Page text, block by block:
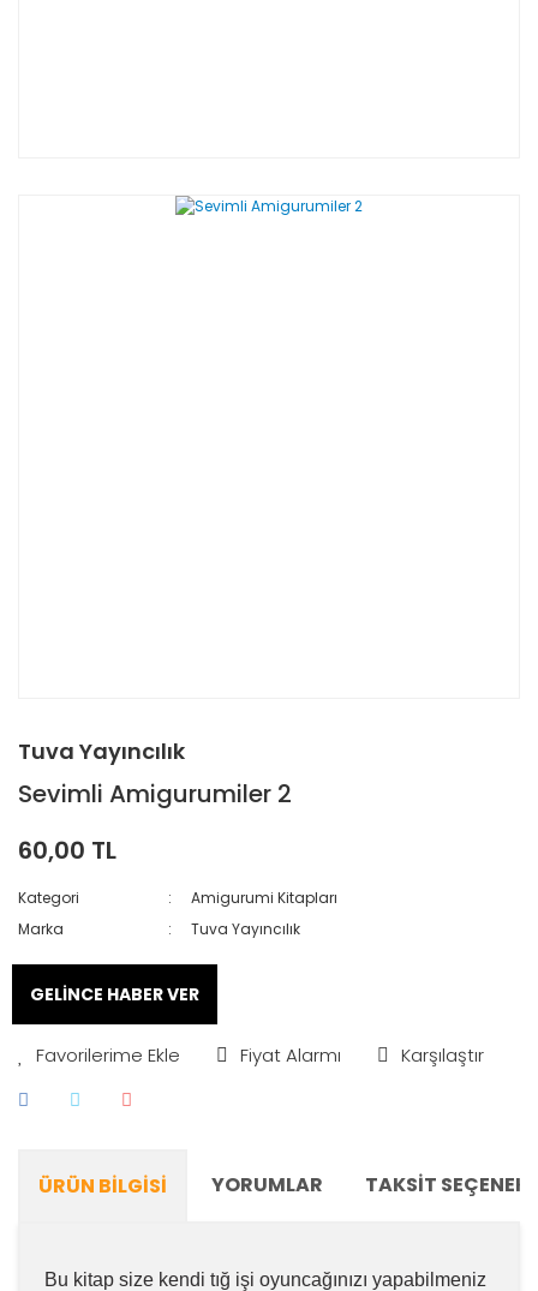
Tuva Yayıncılık
Sevimli Amigurumiler 2
60,00 TL
Kategori
Amigurumi Kitapları
Marka
Tuva Yayıncılık
GELİNCE HABER VER
Fiyat Alarmı Karşılaştır
ÜRÜN BILGISI YORUMLAR TAKSIT
Bu kitap size kendi tığ işi oyuncağınızı yapabilmeniz